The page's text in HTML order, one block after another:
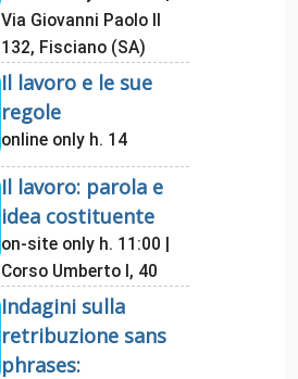
Via Giovanni Paolo II
132, Fisciano (SA)
Il lavoro e le sue
regole
online only h. 14
Il lavoro: parola e
idea costituente
on-site only h. 11:00 |
Corso Umberto I, 40
Indagini sulla
retribuzione sans
phrases: